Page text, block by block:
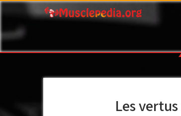
Skip
content
Les